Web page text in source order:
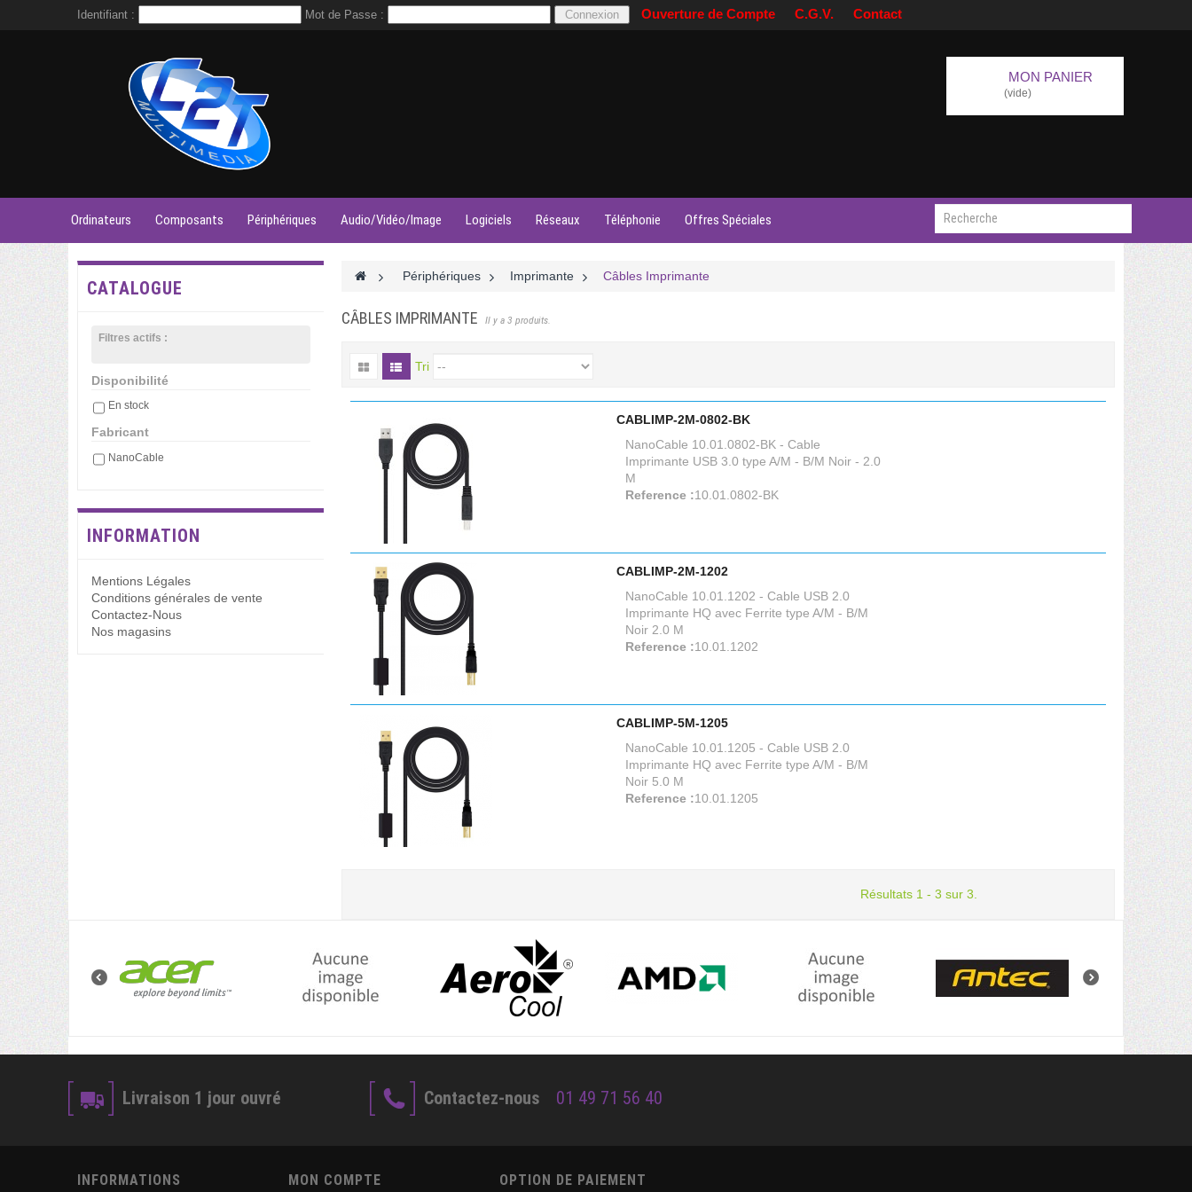
Identifiant : Mot de Passe : Ouverture de Compte C.G.V. Contact
MON PANIER
(vide)
Ordinateurs Composants Périphériques Audio/Vidéo/Image Logiciels Réseaux Téléphonie Offres Spéciales
CATALOGUE
Filtres actifs :
Disponibilité
En stock
Fabricant
NanoCable
INFORMATION
Mentions Légales
Conditions générales de vente
Contactez-Nous
Nos magasins
> Périphériques > Imprimante > Câbles Imprimante
CÂBLES IMPRIMANTE Il y a 3 produits.
Tri
CABLIMP-2M-0802-BK
NanoCable 10.01.0802-BK - Cable
Imprimante USB 3.0 type A/M - B/M Noir - 2.0
M
Reference :10.01.0802-BK
CABLIMP-2M-1202
NanoCable 10.01.1202 - Cable USB 2.0
Imprimante HQ avec Ferrite type A/M - B/M
Noir 2.0 M
Reference :10.01.1202
CABLIMP-5M-1205
NanoCable 10.01.1205 - Cable USB 2.0
Imprimante HQ avec Ferrite type A/M - B/M
Noir 5.0 M
Reference :10.01.1205
Résultats 1 - 3 sur 3.
Livraison 1 jour ouvré Contactez-nous 01 49 71 56 40
INFORMATIONS MON COMPTE OPTION DE PAIEMENT